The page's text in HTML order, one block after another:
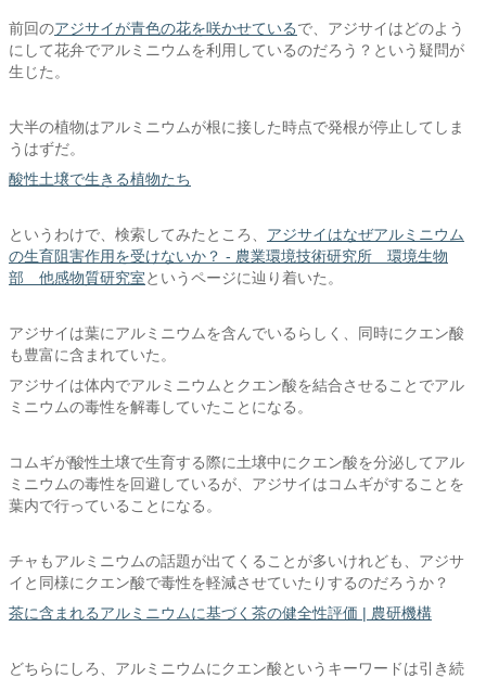
前回のアジサイが青色の花を咲かせているで、アジサイはどのよう
にして花弁でアルミニウムを利用しているのだろう？という疑問が
生じた。
大半の植物はアルミニウムが根に接した時点で発根が停止してしま
うはずだ。
酸性土壌で生きる植物たち
というわけで、検索してみたところ、 アジサイはなぜアルミニウム
の生育阻害作用を受けないか？ - 農業環境技術研究所 環境生物
部 他感物質研究室というページに辿り着いた。
アジサイは葉にアルミニウムを含んでいるらしく、同時にクエン酸
も豊富に含まれていた。
アジサイは体内でアルミニウムとクエン酸を結合させることでアル
ミニウムの毒性を解毒していたことになる。
コムギが酸性土壌で生育する際に土壌中にクエン酸を分泌してアル
ミニウムの毒性を回避しているが、アジサイはコムギがすることを
葉内で行っていることになる。
チャもアルミニウムの話題が出てくることが多いけれども、アジサ
イと同様にクエン酸で毒性を軽減させていたりするのだろうか？
茶に含まれるアルミニウムに基づく茶の健全性評価 | 農研機構
どちらにしろ、アルミニウムにクエン酸というキーワードは引き続